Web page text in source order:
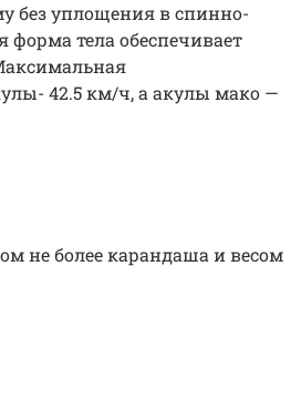
без уплощения в спинно-
тела обеспечивает
42.5 км/ч, а акулы мако —
не более карандаша и весом